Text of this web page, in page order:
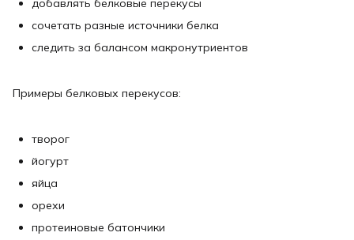
добавлять белковые перекусы
сочетать разные источники белка
следить за балансом макронутриентов
Примеры белковых перекусов:
творог
йогурт
яйца
орехи
протеиновые батончики